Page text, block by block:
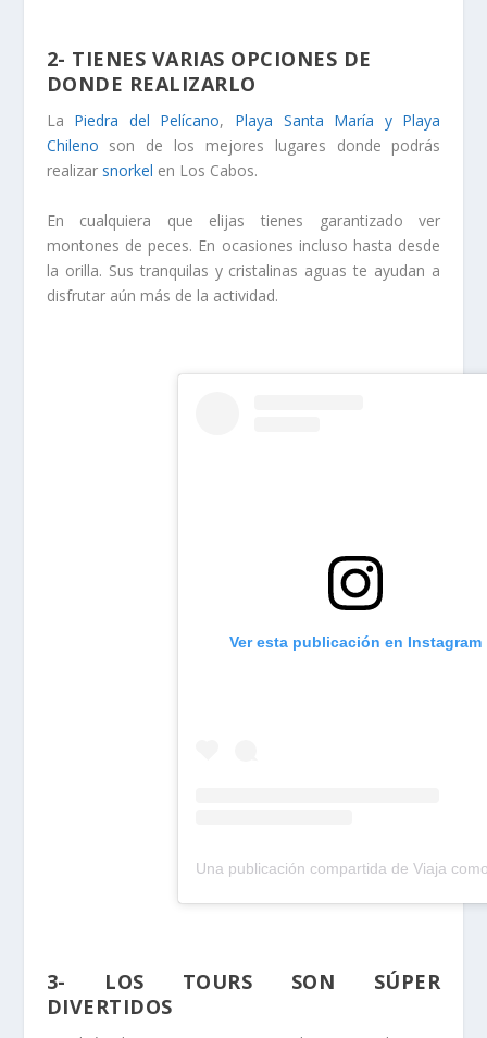
2- TIENES VARIAS OPCIONES DE
DONDE REALIZARLO
La Piedra del Pelícano, Playa Santa María y Playa
Chileno son de los mejores lugares donde podrás
realizar snorkel en Los Cabos.
En cualquiera que elijas tienes garantizado ver
montones de peces. En ocasiones incluso hasta desde
la orilla. Sus tranquilas y cristalinas aguas te ayudan a
disfrutar aún más de la actividad.
Ver esta publicación en Instagram
3- LOS TOURS SON SÚPER
DIVERTIDOS